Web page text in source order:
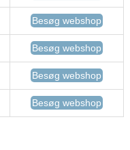
Besøg webshop
Besøg webshop
Besøg webshop
Besøg webshop